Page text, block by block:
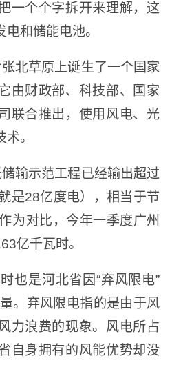
一个个字拆开来理解，这
和储能电池。
北草原上诞生了一个国家
由财政部、科技部、国家
联合推出，使用风电、光
。
输示范工程已经输出超过
是28亿度电），相当于节
为对比，今年一季度广州
亿千瓦时。
也是河北省因“弃风限电”
。弃风限电指的是由于风
力浪费的现象。风电所占
自身拥有的风能优势却没